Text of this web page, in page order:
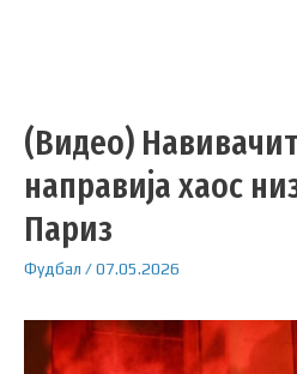
(Видео)
направија хаос
Париз
Фудбал /07.05.2026